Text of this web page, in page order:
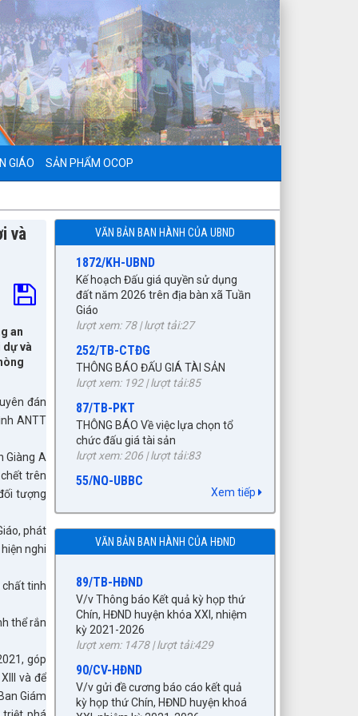
GIÁO SẢN PHẨM OCOP
và
an
dự và
đán
ANTT
Giàng A
trên
tượng
phát
nghi
tinh
thể rắn
góp
và để
Giám
VĂN BẢN BAN HÀNH CỦA UBND
797./TTPTQĐ-KV2
Về việc đăng tải lên trên Cổng
thông tin điện tử của UBND xã Tuần
Giáo công khai dự thảo phương án
bồi thường, hỗ trợ (đợt 6)công trình:
1872/KH-UBND
Kế hoạch Đấu giá quyền sử dụng
đất năm 2026 trên địa bàn xã Tuần
Giáo
lượt xem: 78 | lượt tải:27
252/TB-CTĐG
THÔNG BÁO ĐẤU GIÁ TÀI SẢN
lượt xem: 192 | lượt tải:85
87/TB-PKT
THÔNG BÁO Về việc lựa chọn tổ
chức đấu giá tài sản
lượt xem: 206 | lượt tải:83
55/NQ-UBBC
Nghị quyết công bố kết quả bầu cử
và danh sách những người trúng cử
đại biểu HĐND xã Tuần Giáo khóa II,
theo)
lượt xem: 382 | lượt tải:175
672/KH-UBND
KẾ HOẠCH tháng 3 năm 2026 Đấu
giá quyền sử dụng đất, để giao đất
có thu tiền sử dụng đất thông qua
hình thức đấu giá quyền sử dụng
lượt xem: 268 | lượt tải:247
92/QĐ-BNG
Xem tiếp
VĂN BẢN BAN HÀNH CỦA HĐND
27/NQ-HĐND
Về chủ trương sắp xếp đơn vị hành
chính cấp xã trên địa bàn huyện
Tuần Giáo, tỉnh Điện Biên (gửi bản
kèm Biên Bản kỳ họp HĐND)
lượt xem: 1525 | lượt tải:961
89/TB-HĐND
Chín, HĐND huyện khóa XXI, nhiệm
kỳ 2021-2026
lượt xem: 1478 | lượt tải:429
90/CV-HĐND
kỳ họp thứ Chín, HĐND huyện khoá
XXI, nhiệm kỳ 2021-2026
lượt xem: 2268 | lượt tải:1084